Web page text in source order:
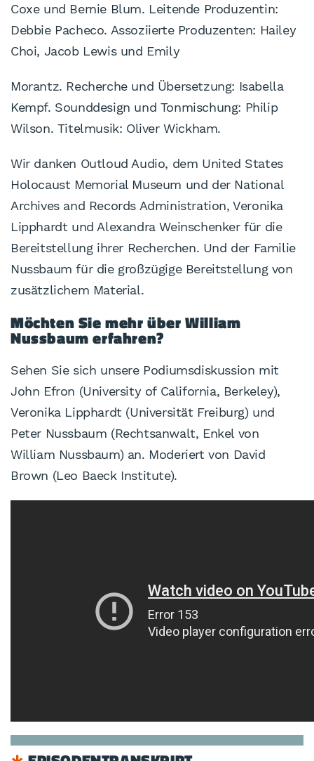
Coxe und Bernie Blum. Leitende Produzentin:
Debbie Pacheco. Assoziierte Produzenten: Hailey
Choi, Jacob Lewis und Emily
Morantz. Recherche und Übersetzung: Isabella
Kempf. Sounddesign und Tonmischung: Philip
Wilson. Titelmusik: Oliver Wickham.
Wir danken Outloud Audio, dem United States
Holocaust Memorial Museum und der National
Archives and Records Administration, Veronika
Lipphardt und Alexandra Weinschenker für die
Bereitstellung ihrer Recherchen. Und der Familie
Nussbaum für die großzügige Bereitstellung von
zusätzlichem Material.
Möchten Sie mehr über William
Nussbaum erfahren?
Sehen Sie sich unsere Podiumsdiskussion mit
John Efron (University of California, Berkeley),
Veronika Lipphardt (Universität Freiburg) und
Peter Nussbaum (Rechtsanwalt, Enkel von
William Nussbaum) an. Moderiert von David
Brown (Leo Baeck Institute).